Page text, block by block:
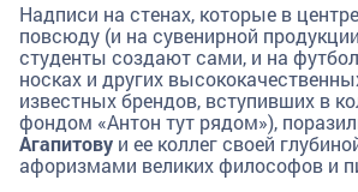
Надписи на стенах, которые в
повсюду (и на сувенирной
студенты создают сами, и на
носках и других
известных брендов, вступивших в
фондом «Антон тут рядом»),
Агапитову и ее коллег своей
афоризмами великих философов и